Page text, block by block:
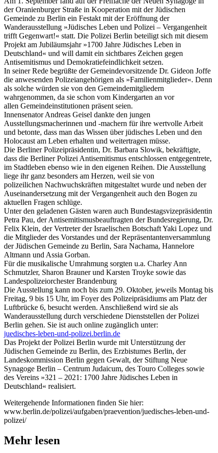
der Oranienburger Straße in Kooperation mit der Jüdischen
Gemeinde zu Berlin ein Festakt mit der Eröffnung der
Wanderausstellung »Jüdisches Leben und Polizei – Vergangenheit
trifft Gegenwart!« statt. Die Polizei Berlin beteiligt sich mit diesem
Projekt am Jubiläumsjahr »1700 Jahre Jüdisches Leben in
Deutschland« und will damit ein sichtbares Zeichen gegen
Antisemitismus und Demokratiefeindlichkeit setzen.
In seiner Rede begrüßte der Gemeindevorsitzende Dr. Gideon Joffe
die anwesenden Polizeiangehörigen als »Familienmitglieder«. Denn
als solche würden sie von den Gemeindemitgliedern
wahrgenommen, da sie schon vom Kindergarten an vor
allen Gemeindeinstitutionen präsent seien.
Innensenator Andreas Geisel dankte den jungen
Ausstellungsmacherinnen und -machern für ihre wertvolle Arbeit
und betonte, dass man das Wissen über jüdisches Leben und den
Holocaust am Leben erhalten und weitertragen müsse.
Die Berliner Polizeipräsidentin, Dr. Barbara Slowik, bekräftigte,
dass die Berliner Polizei Antisemitismus entschlossen entgegentrete,
im Stadtleben ebenso wie in den eigenen Reihen. Die Ausstellung
liege ihr ganz besonders am Herzen, weil sie von
polizeilichen Nachwuchskräften mitgestaltet wurde und neben der
Auseinandersetzung mit der Vergangenheit auch den Bogen zu
aktuellen Fragen schlüge.
Unter den geladenen Gästen waren auch Bundestagsvizepräsidentin
Petra Pau, der Antisemitismusbeauftragten der Bundesregierung, Dr.
Felix Klein, der Vertreter der Israelischen Botschaft Yaki Lopez und
die Mitglieder des Vorstandes und der Repräsentantenversammlung
der Jüdischen Gemeinde zu Berlin, Sara Nachama, Hannelore
Altmann und Assia Gorban.
Für die musikalische Umrahmung sorgten u.a. Charley Ann
Schmutzler, Sharon Brauner und Karsten Troyke sowie das
Landespolizeiorchester Brandenburg
Die Ausstellung kann noch bis zum 29. Oktober, jeweils Montag bis
Freitag, 9 bis 15 Uhr, im Foyer des Polizeipräsidiums am Platz der
Luftbrücke 6, besucht werden. Anschließend wird sie als
Wanderausstellung durch verschiedene Dienststellen der Polizei
Berlin gehen. Sie ist auch online zugänglich unter:
juedisches-leben-und-polizei.berlin.de
Das Projekt der Polizei Berlin wurde mit Unterstützung der
Jüdischen Gemeinde zu Berlin, des Erzbistumes Berlin, der
Landeskommission Berlin gegen Gewalt, der Stiftung Neue
Synagoge Berlin – Centrum Judaicum, des Touro Colleges sowie
des Vereins »321 – 2021: 1700 Jahre Jüdisches Leben in
Deutschland« realisiert.
Weitergehende Informationen finden Sie hier:
www.berlin.de/polizei/aufgaben/praevention/juedisches-leben-und-
polizei/
Mehr lesen